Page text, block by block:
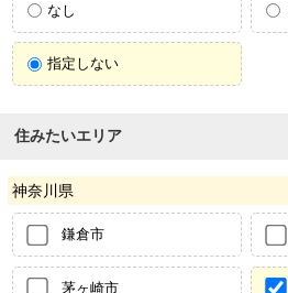
なし
指定しない
住みたいエリア
神奈川県
鎌倉市
茅ヶ崎市